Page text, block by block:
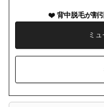
背中脱毛が割
ミ